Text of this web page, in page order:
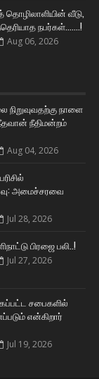
தொழிலாளியின் வீடு,
நபர்கள்.......!
Aug 06, 2026
நாளை
நீதிமன்றம்
Aug 04, 2026
அமைச்சரவை
Jul 28, 2026
பிரஜை பலி..!
Jul 27, 2026
சபைகளில்
என்கிறார்
Jul 19, 2026